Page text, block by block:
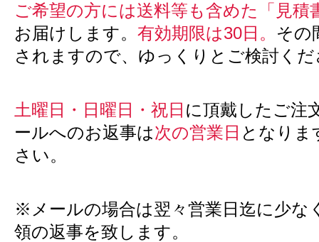
ご希望の方には送料等も含めた「見積
お届けします。 有効期限は30日。 その
されますので、ゆっくりとご検討く
土曜日・日曜日・祝日 に頂戴したご注
ールへのお返事は次の営業日 となりま
さい。
※メールの場合は翌々営業日迄に少な
領の返事を致します。